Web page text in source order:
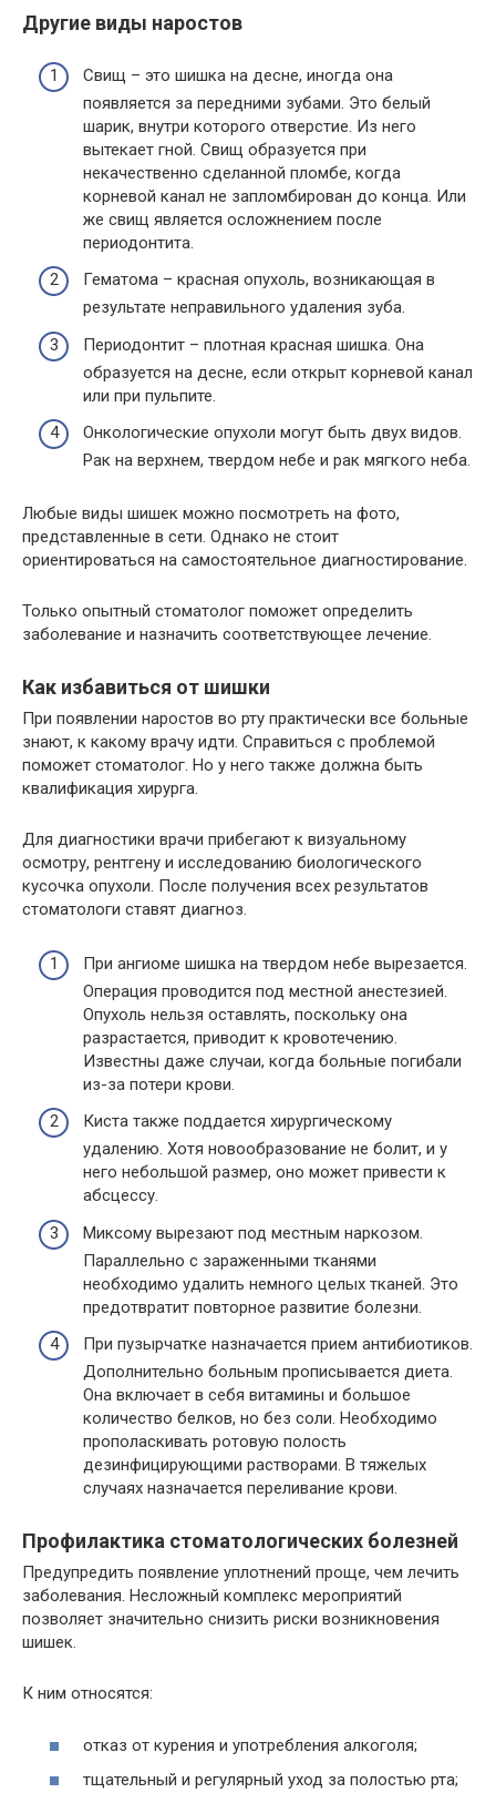
Другие виды наростов
Свищ – это шишка на десне, иногда она
появляется за передними зубами. Это белый
шарик, внутри которого отверстие. Из него
вытекает гной. Свищ образуется при
некачественно сделанной пломбе, когда
корневой канал не запломбирован до конца. Или
же свищ является осложнением после
периодонтита.
Гематома – красная опухоль, возникающая в
результате неправильного удаления зуба.
Периодонтит – плотная красная шишка. Она
образуется на десне, если открыт корневой канал
или при пульпите.
Онкологические опухоли могут быть двух видов.
Рак на верхнем, твердом небе и рак мягкого неба.
Любые виды шишек можно посмотреть на фото,
представленные в сети. Однако не стоит
ориентироваться на самостоятельное диагностирование.
Только опытный стоматолог поможет определить
заболевание и назначить соответствующее лечение.
Как избавиться от шишки
При появлении наростов во рту практически все больные
знают, к какому врачу идти. Справиться с проблемой
поможет стоматолог. Но у него также должна быть
квалификация хирурга.
Для диагностики врачи прибегают к визуальному
осмотру, рентгену и исследованию биологического
кусочка опухоли. После получения всех результатов
стоматологи ставят диагноз.
При ангиоме шишка на твердом небе вырезается.
Операция проводится под местной анестезией.
Опухоль нельзя оставлять, поскольку она
разрастается, приводит к кровотечению.
Известны даже случаи, когда больные погибали
из-за потери крови.
Киста также поддается хирургическому
удалению. Хотя новообразование не болит, и у
него небольшой размер, оно может привести к
абсцессу.
Миксому вырезают под местным наркозом.
Параллельно с зараженными тканями
необходимо удалить немного целых тканей. Это
предотвратит повторное развитие болезни.
При пузырчатке назначается прием антибиотиков.
Дополнительно больным прописывается диета.
Она включает в себя витамины и большое
количество белков, но без соли. Необходимо
прополаскивать ротовую полость
дезинфицирующими растворами. В тяжелых
случаях назначается переливание крови.
Профилактика стоматологических болезней
Предупредить появление уплотнений проще, чем лечить
заболевания. Несложный комплекс мероприятий
позволяет значительно снизить риски возникновения
шишек.
К ним относятся:
отказ от курения и употребления алкоголя;
тщательный и регулярный уход за полостью рта;